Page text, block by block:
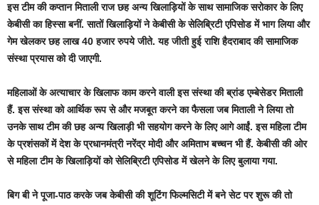
इस टीम की कप्तान मिताली राज छह अन्य खिलाड़ियों के साथ सामाजिक सरोकार के लिए
केबीसी का हिस्सा बनीं. सातों खिलाड़ियों ने केबीसी के सेलिब्रिटी एपिसोड में भाग लिया और
गेम खेलकर छह लाख 40 हजार रुपये जीते. यह जीती हुई राशि हैदराबाद की सामाजिक
संस्था प्रयास को दी जाएगी.
महिलाओं के अत्याचार के खिलाफ काम करने वाली इस संस्था की ब्रांड एम्बेसेडर मिताली
हैं. इस संस्था को आर्थिक रूप से और मजबूत करने का फैसला जब मिताली ने लिया तो
उनके साथ टीम की छह अन्य खिलाड़ी भी सहयोग करने के लिए आगे आईं. इस महिला टीम
के प्रशंसकों में देश के प्रधानमंत्री नरेंद्र मोदी और अमिताभ बच्चन भी हैं. केबीसी की ओर
से महिला टीम के खिलाड़ियों को सेलिब्रिटी एपिसोड में खेलने के लिए बुलाया गया.
बिग बी ने पूजा-पाठ करके जब केबीसी की शूटिंग फिल्मसिटी में बने सेट पर शुरू की तो